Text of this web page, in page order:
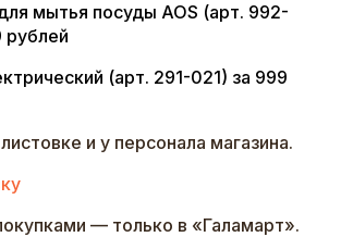
мытья посуды AOS (арт. 992-
рублей
(арт. 291-021) за 999
и у персонала магазина.
— только в «Галамарт».